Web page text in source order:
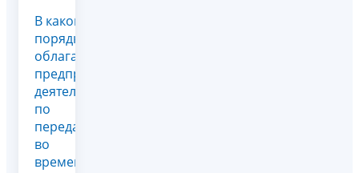
В каком
порядке
облагается
предпринимательская
деятельность
по
передаче
во
временное